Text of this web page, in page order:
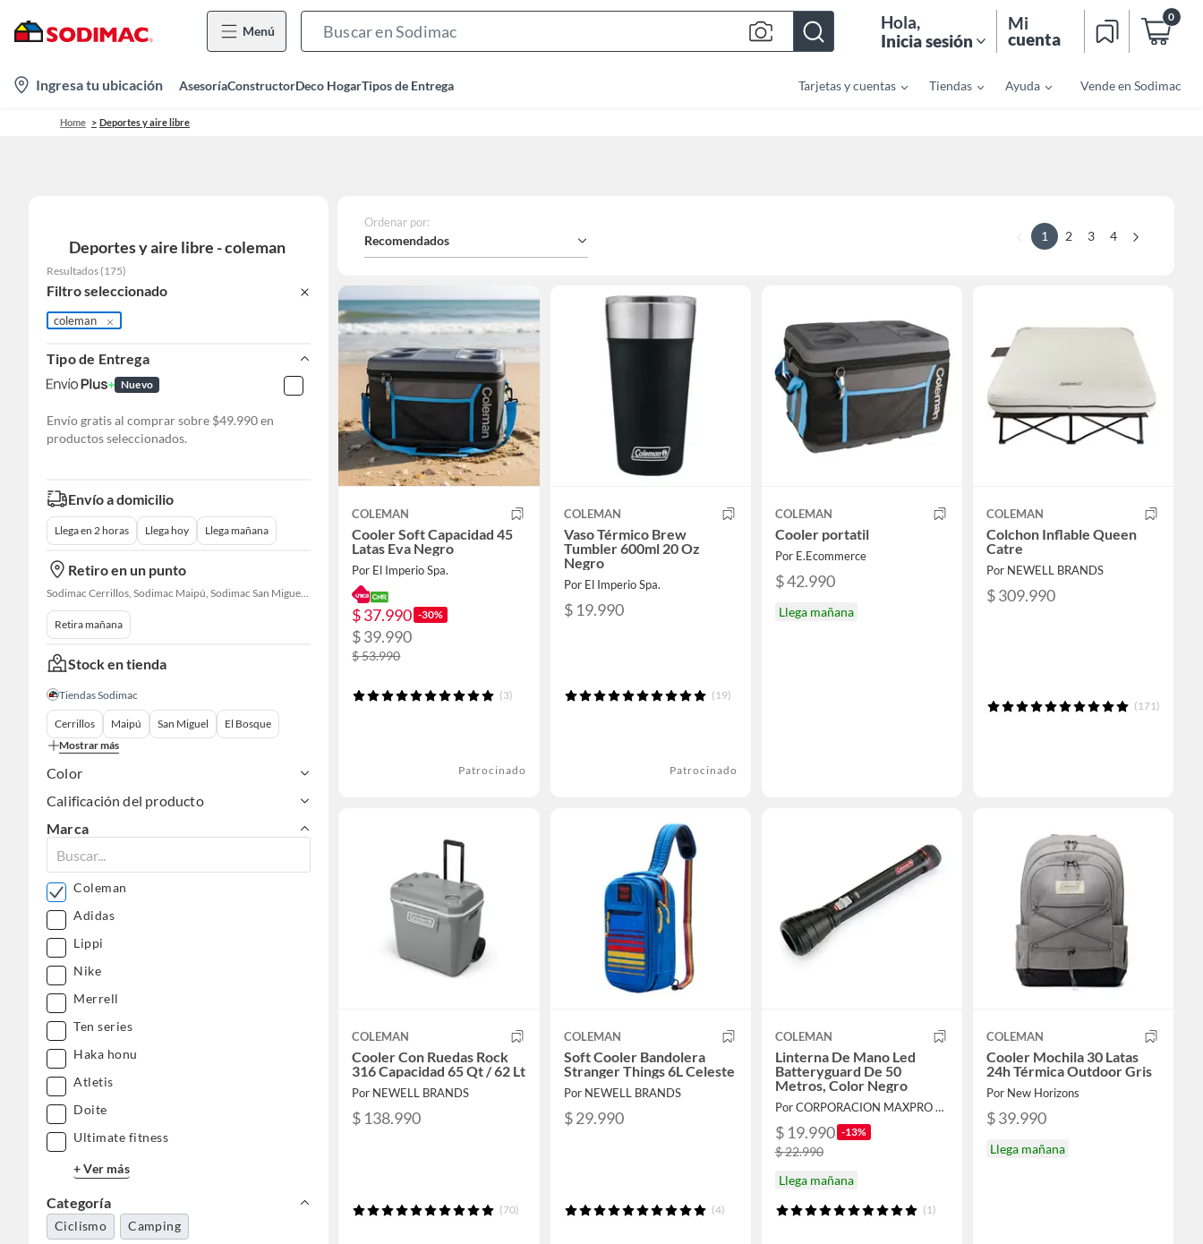
Menú
Bar
Hola,
Inicia sesión
Mi
cuenta
0
location-
icon
Ingresa tu ubicación AsesoríaConstructorDeco HogarTipos de Entrega Tarjetas y cuentas Tiendas Ayuda Vende en Sodimac
Home Deportes y aire libre
Deportes y aire libre - coleman
Resultados (175)
Filtro seleccionado
coleman
Tipo de Entrega
Nuevo
Envío gratis al comprar sobre $49.990 en
productos seleccionados.
Envío a domicilio
Llega en 2 horas Llega hoy Llega mañana
Retiro en un punto
Sodimac Cerrillos, Sodimac Maipú, Sodimac San Miguel, Sodimac El Bosque, Sodimac San Bernardo, Sodimac Talagante
Retira mañana
Stock en tienda
Tiendas Sodimac
Cerrillos Maipú San Miguel
El Bosque
Mostrar más
Color
Calificación del producto
Marca
Coleman
Adidas
Lippi
Nike
Merrell
Ten series
Haka honu
Atletis
Doite
Ultimate fitness
+ Ver más
Categoría
Ciclismo Camping
Ordenar por:
Recomendados 1 2 3 4
COLEMAN
Cooler Soft Capacidad 45
Latas Eva Negro
Por El Imperio Spa.
$ 37.990 -30%
$ 39.990
$ 53.990
(3)
Patrocinado
COLEMAN
Vaso Térmico Brew
Tumbler 600ml 20 Oz
Negro
Por El Imperio Spa.
$ 19.990
(19)
Patrocinado
COLEMAN
Cooler portatil
Por E.Ecommerce
$ 42.990
Llega mañana
COLEMAN
Colchon Inflable Queen
Catre
Por NEWELL BRANDS
$ 309.990
(171)
COLEMAN
Cooler Con Ruedas Rock
316 Capacidad 65 Qt / 62 Lt
Por NEWELL BRANDS
$ 138.990
(70)
COLEMAN
Soft Cooler Bandolera
Stranger Things 6L Celeste
Por NEWELL BRANDS
$ 29.990
(4)
COLEMAN
Linterna De Mano Led
Batteryguard De 50
Metros, Color Negro
Por CORPORACION MAXPRO SPA
$ 19.990 -13%
$ 22.990
Llega mañana
(1)
COLEMAN
Cooler Mochila 30 Latas
24h Térmica Outdoor Gris
Por New Horizons
$ 39.990
Llega mañana